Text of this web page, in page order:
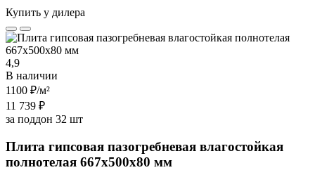
Купить у дилера
4,9
В наличии
1100 ₽/м²
11 739 ₽
за поддон 32 шт
Плита гипсовая пазогребневая влагостойкая
полнотелая 667х500х80 мм